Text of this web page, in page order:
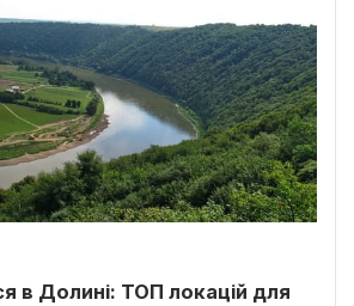
в Долині: ТОП локацій для